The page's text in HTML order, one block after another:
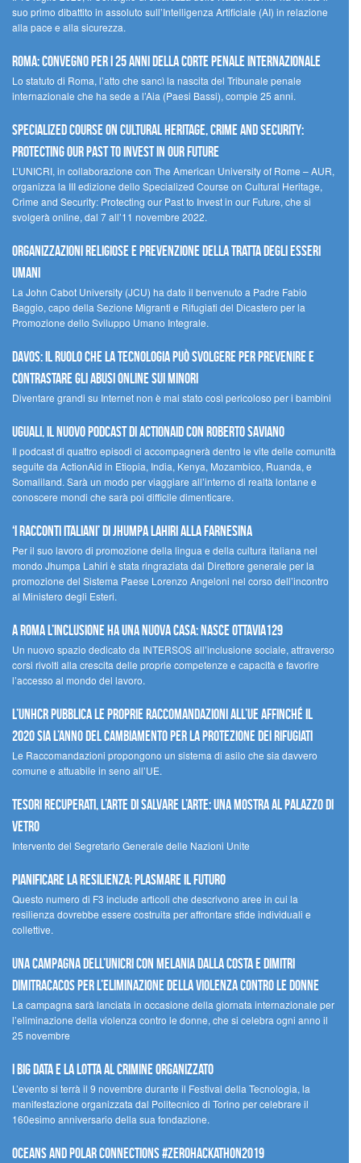
suo primo dibattito in assoluto sull’Intelligenza Artificiale (AI) in relazione
alla pace e alla sicurezza.
Roma: convegno per i 25 anni della Corte penale internazionale
Lo statuto di Roma, l’atto che sancì la nascita del Tribunale penale
internazionale che ha sede a l’Aia (Paesi Bassi), compie 25 anni.
Specialized Course on Cultural Heritage, Crime and Security:
Protecting our Past to Invest in our Future
L’UNICRI, in collaborazione con The American University of Rome – AUR,
organizza la III edizione dello Specialized Course on Cultural Heritage,
Crime and Security: Protecting our Past to Invest in our Future, che si
svolgerà online, dal 7 all’11 novembre 2022.
Organizzazioni religiose e prevenzione della tratta degli esseri
umani
La John Cabot University (JCU) ha dato il benvenuto a Padre Fabio
Baggio, capo della Sezione Migranti e Rifugiati del Dicastero per la
Promozione dello Sviluppo Umano Integrale.
Davos: il ruolo che la tecnologia può svolgere per prevenire e
contrastare gli abusi online sui minori
Diventare grandi su Internet non è mai stato così pericoloso per i bambini
UGUALI, il nuovo podcast di ACTIONAID con Roberto Saviano
Il podcast di quattro episodi ci accompagnerà dentro le vite delle comunità
seguite da ActionAid in Etiopia, India, Kenya, Mozambico, Ruanda, e
Somaliland. Sarà un modo per viaggiare all’interno di realtà lontane e
conoscere mondi che sarà poi difficile dimenticare.
‘I racconti italiani’ di Jhumpa Lahiri alla Farnesina
Per il suo lavoro di promozione della lingua e della cultura italiana nel
mondo Jhumpa Lahiri è stata ringraziata dal Direttore generale per la
promozione del Sistema Paese Lorenzo Angeloni nel corso dell’incontro
al Ministero degli Esteri.
A Roma l’inclusione ha una nuova casa: nasce Ottavia129
Un nuovo spazio dedicato da INTERSOS all’inclusione sociale, attraverso
corsi rivolti alla crescita delle proprie competenze e capacità e favorire
l’accesso al mondo del lavoro.
L’UNHCR pubblica le proprie raccomandazioni all’UE affinché il
2020 sia l’anno del cambiamento per la protezione dei rifugiati
Le Raccomandazioni propongono un sistema di asilo che sia davvero
comune e attuabile in seno all’UE.
Tesori recuperati, l’arte di salvare l’arte: una mostra al Palazzo di
Vetro
Intervento del Segretario Generale delle Nazioni Unite
Pianificare la resilienza: plasmare il futuro
Questo numero di F3 include articoli che descrivono aree in cui la
resilienza dovrebbe essere costruita per affrontare sfide individuali e
collettive.
Una campagna dell’UNICRI con Melania Dalla Costa e Dimitri
Dimitracacos per l’eliminazione della violenza contro le donne
La campagna sarà lanciata in occasione della giornata internazionale per
l’eliminazione della violenza contro le donne, che si celebra ogni anno il
25 novembre
I Big Data e la lotta al crimine organizzato
L’evento si terrà il 9 novembre durante il Festival della Tecnologia, la
manifestazione organizzata dal Politecnico di Torino per celebrare il
160esimo anniversario della sua fondazione.
Oceans and Polar Connections #ZEROHackathon2019